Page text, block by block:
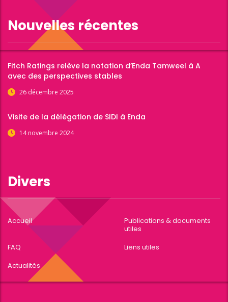
Nouvelles récentes
Fitch Ratings relève la notation d’Enda Tamweel à A
avec des perspectives stables
26 décembre 2025
Visite de la délégation de SIDI à Enda
14 novembre 2024
Divers
Accueil
Publications & documents
utiles
FAQ
Liens utiles
Actualités